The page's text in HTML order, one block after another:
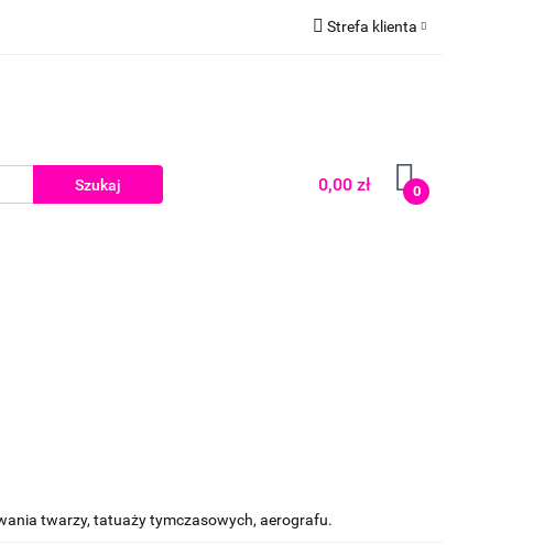
Strefa klienta
0,00 zł 0
twarzy, tatuaży tymczasowych, aerografu.